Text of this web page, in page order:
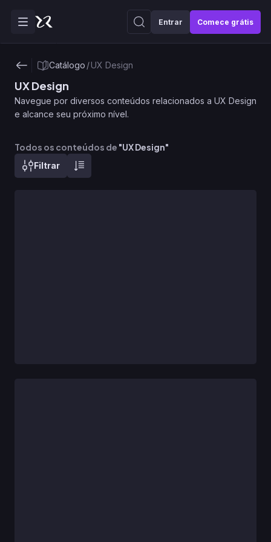
Entrar Comece grátis
Catálogo /UX Design
UX Design
Navegue por diversos conteúdos relacionados a UX Design
e alcance seu próximo nível.
Todos os conteúdos de "UX Design"
Filtrar